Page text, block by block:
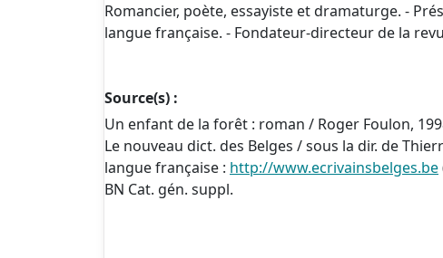
Romancier, poète, essayiste et dramaturge. -
langue française. - Fondateur-directeur de la
Source(s) :
Un enfant de la forêt : roman / Roger Foulon,
Le nouveau dict. des Belges / sous la dir. de
langue française : http://www.ecrivainsbelges.be
BN Cat. gén. suppl.